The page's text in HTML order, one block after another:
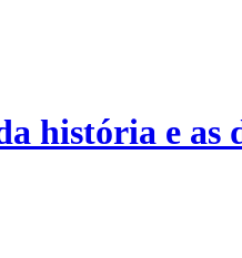
história e